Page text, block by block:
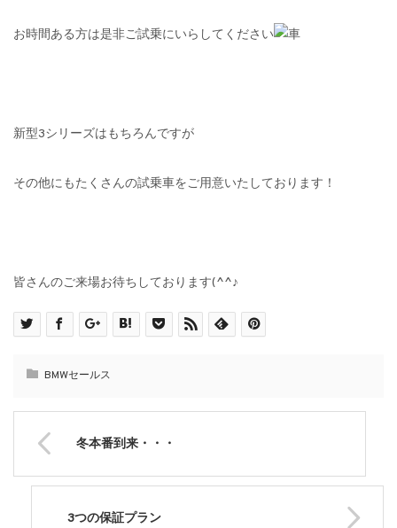
お時間ある方は是非ご試乗にいらしてください
新型3シリーズはもちろんですが
その他にもたくさんの試乗車をご用意いたしております！
皆さんのご来場お待ちしております(^^♪
BMWセールス
冬本番到来・・・
3つの保証プラン